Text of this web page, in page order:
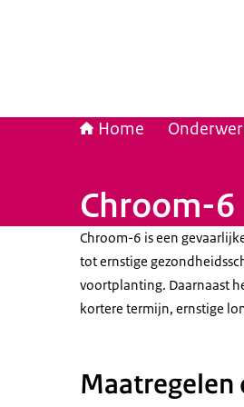
Home
Chroom-6
Chroom-6 is een
tot ernstige
voortplanting. Daarnaast
kortere termijn, ernstige